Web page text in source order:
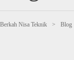
Berkah Nisa Teknik > Blog